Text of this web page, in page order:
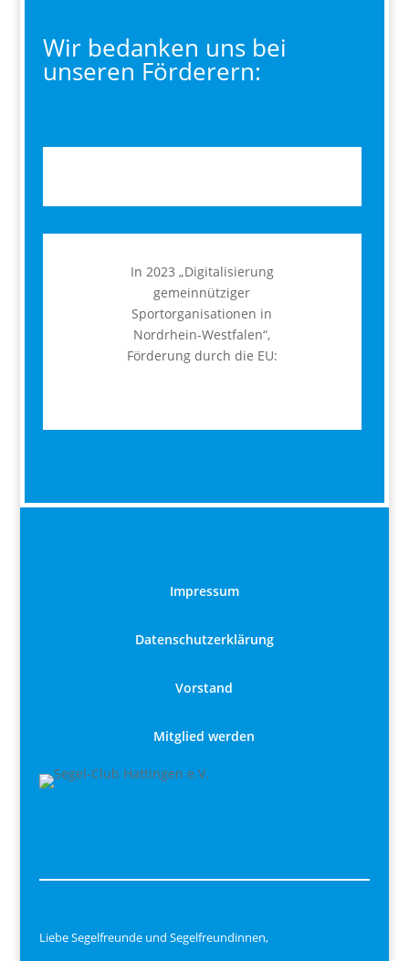
Wir bedanken uns bei
unseren Förderern:
In 2023 „Digitalisierung
gemeinnütziger
Sportorganisationen in
Nordrhein-Westfalen“,
Förderung durch die EU:
Impressum
Datenschutzerklärung
Vorstand
Mitglied werden
Liebe Segelfreunde und Segelfreundinnen,